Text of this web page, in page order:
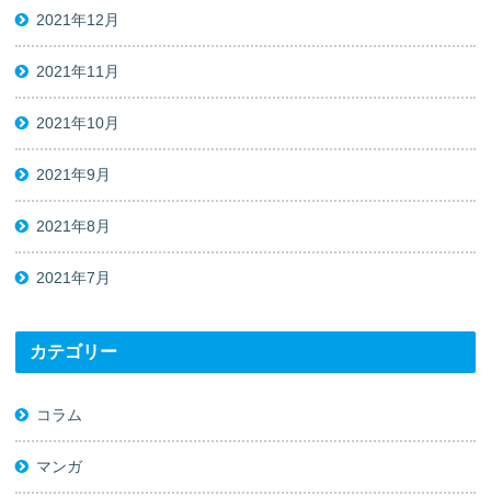
2021年12月
2021年11月
2021年10月
2021年9月
2021年8月
2021年7月
カテゴリー
コラム
マンガ